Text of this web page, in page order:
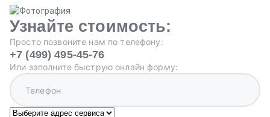
Узнайте стоимость:
Просто позвоните нам по телефону:
+7 (499) 495-45-76
Или заполните быструю онлайн форму: